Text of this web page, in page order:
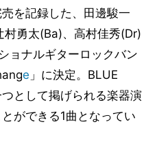
を記録した、田邊駿一
勇太(Ba)、高村佳秀(Dr)
ョナルギターロックバン
e 」に決定。BLUE
として掲げられる楽器演
ができる1曲となってい